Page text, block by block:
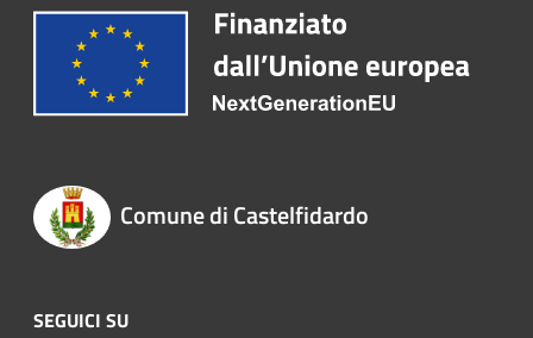
Comune di Castelfidardo
SEGUICI SU